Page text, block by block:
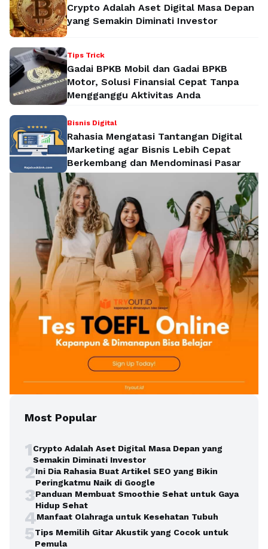
Crypto Adalah Aset Digital Masa Depan
yang Semakin Diminati Investor
Tips Trick
Gadai BPKB Mobil dan Gadai BPKB
Motor, Solusi Finansial Cepat Tanpa
Mengganggu Aktivitas Anda
Bisnis Digital
Rahasia Mengatasi Tantangan Digital
Marketing agar Bisnis Lebih Cepat
Berkembang dan Mendominasi Pasar
Most Popular
1Crypto Adalah Aset Digital Masa Depan yang
Semakin Diminati Investor
2Ini Dia Rahasia Buat Artikel SEO yang Bikin
Peringkatmu Naik di Google
3Panduan Membuat Smoothie Sehat untuk Gaya
Hidup Sehat
4Manfaat Olahraga untuk Kesehatan Tubuh
5Tips Memilih Gitar Akustik yang Cocok untuk
Pemula